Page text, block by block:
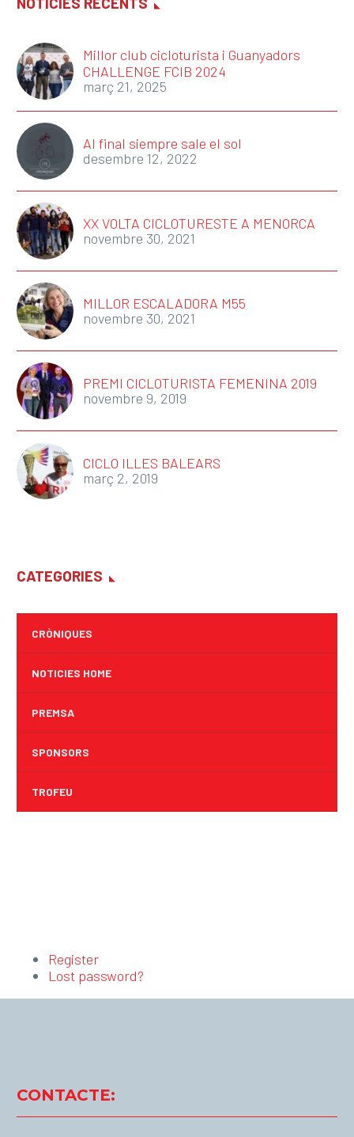
Millor club cicloturista i Guanyadors
CHALLENGE FCIB 2024
març 21, 2025
Al final siempre sale el sol
desembre 12, 2022
XX VOLTA CICLOTURESTE A MENORCA
novembre 30, 2021
MILLOR ESCALADORA M55
novembre 30, 2021
PREMI CICLOTURISTA FEMENINA 2019
novembre 9, 2019
CICLO ILLES BALEARS
març 2, 2019
CATEGORIES
CRÒNIQUES
NOTICIES HOME
PREMSA
SPONSORS
TROFEU
Register
Lost password?
CONTACTE: